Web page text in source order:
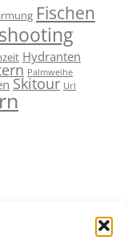
Fischen
Hydranten
Palmweihe
Skitour Url